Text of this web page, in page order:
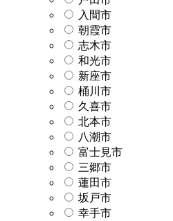
入間市
朝霞市
志木市
和光市
新座市
桶川市
久喜市
北本市
八潮市
富士見市
三郷市
蓮田市
坂戸市
幸手市